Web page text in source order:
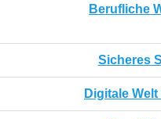
Berufliche
Sicheres
Digitale